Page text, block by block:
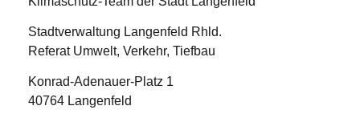
Stadtverwaltung Langenfeld Rhld.
Referat Umwelt, Verkehr, Tiefbau
Konrad-Adenauer-Platz 1
40764 Langenfeld